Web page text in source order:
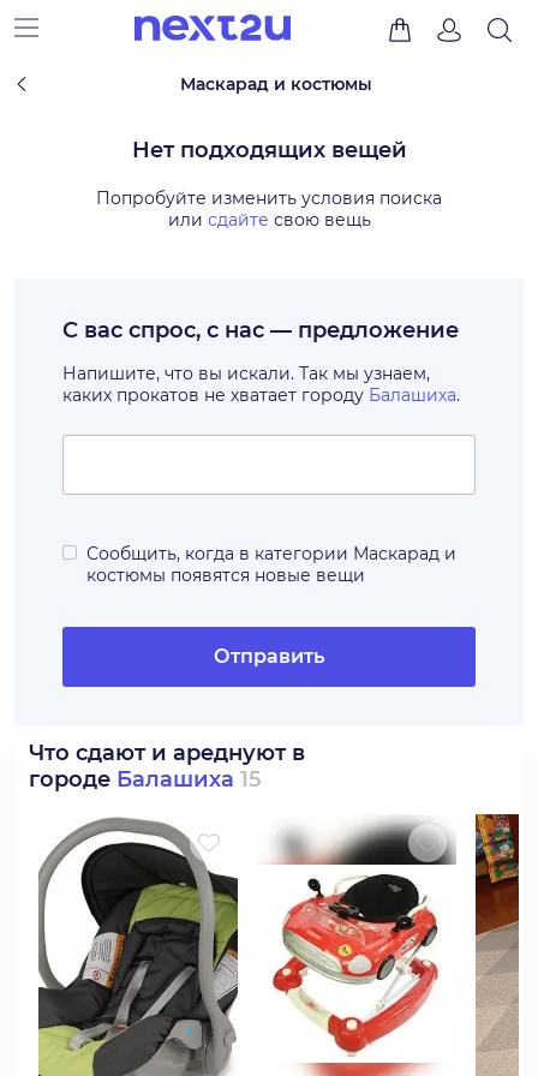
Маскарад и костюмы
Нет подходящих вещей
Попробуйте изменить условия поиска
или сдайте свою вещь
С вас спрос, с нас — предложение
Напишите, что вы искали. Так мы узнаем,
каких прокатов не хватает городу Балашиха.
Сообщить, когда в категории Маскарад и
костюмы появятся новые вещи
Отправить
Что сдают и ареднуют в
городе Балашиха 15